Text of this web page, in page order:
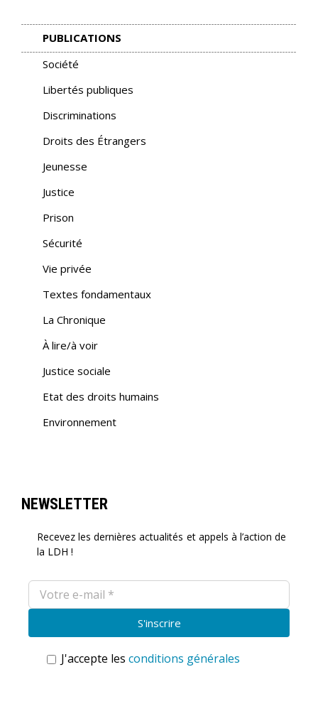
PUBLICATIONS
Société
Libertés publiques
Discriminations
Droits des Étrangers
Jeunesse
Justice
Prison
Sécurité
Vie privée
Textes fondamentaux
La Chronique
À lire/à voir
Justice sociale
Etat des droits humains
Environnement
NEWSLETTER
Recevez les dernières actualités et appels à l’action de
la LDH !
J'accepte les conditions générales